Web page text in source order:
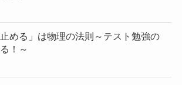
止める」は物理の法則～テスト勉強の
！～